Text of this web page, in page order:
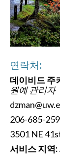
연락처:
데이비드 주
원예 관리자
206-685-
3501 NE
서비스 지역: